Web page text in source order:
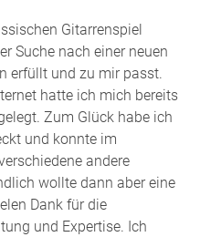
Gitarrenspiel
Suche nach einer neuen
erfüllt und zu mir passt.
hatte ich mich bereits
Zum Glück habe ich
und konnte im
andere
wollte dann aber eine
Dank für die
und Expertise. Ich